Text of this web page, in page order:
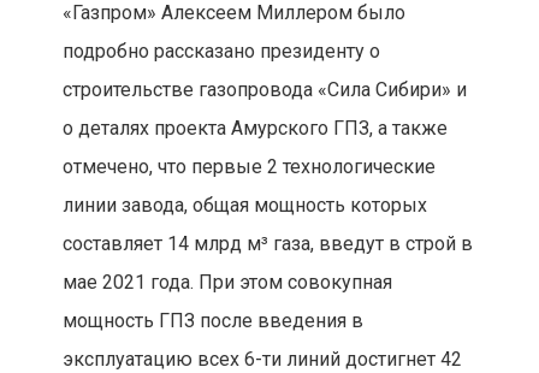
«Газпром» Алексеем Миллером было
подробно рассказано президенту о
строительстве газопровода «Сила Сибири» и
о деталях проекта Амурского ГПЗ, а также
отмечено, что первые 2 технологические
линии завода, общая мощность которых
составляет 14 млрд м³ газа, введут в строй в
мае 2021 года. При этом совокупная
мощность ГПЗ после введения в
эксплуатацию всех 6-ти линий достигнет 42